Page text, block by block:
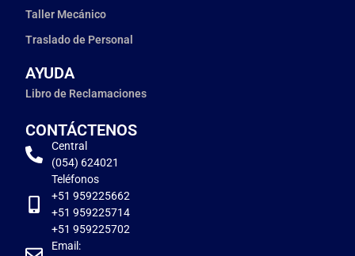
Taller Mecánico
Traslado de Personal
AYUDA
Libro de Reclamaciones
CONTÁCTENOS
Central
(054) 624021
Teléfonos
+51 959225662
+51 959225714
+51 959225702
Email: